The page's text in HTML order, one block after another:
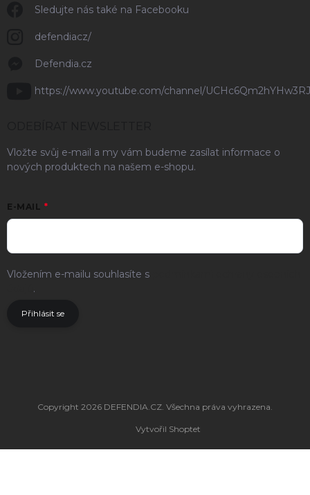
Sledujte nás také na Facebooku
defendiacz/
Defendia.cz
https://www.youtube.com/channel/
Vložte svůj e-mail a my vám budeme zasílat informace o
nových produktech na našem e-shopu.
E-MAIL
Vložením e-mailu souhlasíte s
.
Přihlásit se
Vytvořil Shoptet
Copyright 2026 DEFENDIA.CZ. Všechna práva vyhrazena.